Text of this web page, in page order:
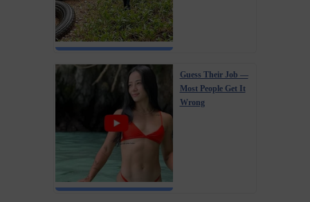
Guess Their Job —
Most People Get It
Wrong